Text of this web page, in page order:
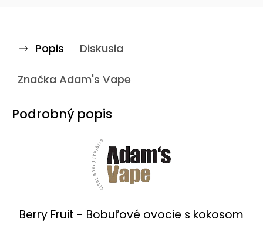
Popis Diskusia
Značka Adam's Vape
Podrobný popis
Berry Fruit - Bobuľové ovocie s kokosom